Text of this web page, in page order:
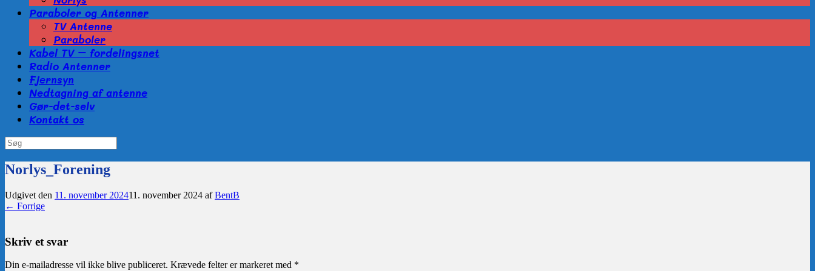
Paraboler og Antenner
TV Antenne
Paraboler
Kabel TV – fordelingsnet
Radio Antenner
Fjernsyn
Nedtagning af antenne
Gør-det-selv
Kontakt os
Søg
Norlys_Forening
Udgivet den 11. november 202411. november 2024 afBentB
← Forrige
Skriv et svar
Din e-mailadresse vil ikke blive publiceret. Krævede felter er markeret med *